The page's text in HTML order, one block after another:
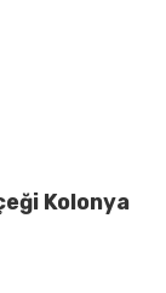
Kolonya